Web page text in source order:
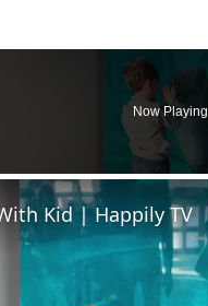
Now Playing
Kid | Happily TV